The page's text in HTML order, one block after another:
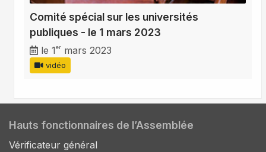
Comité spécial sur les universités
publiques - le 1 mars 2023
le 1er mars 2023
vidéo
Hauts fonctionnaires de l’Assemblée
Vérificateur général